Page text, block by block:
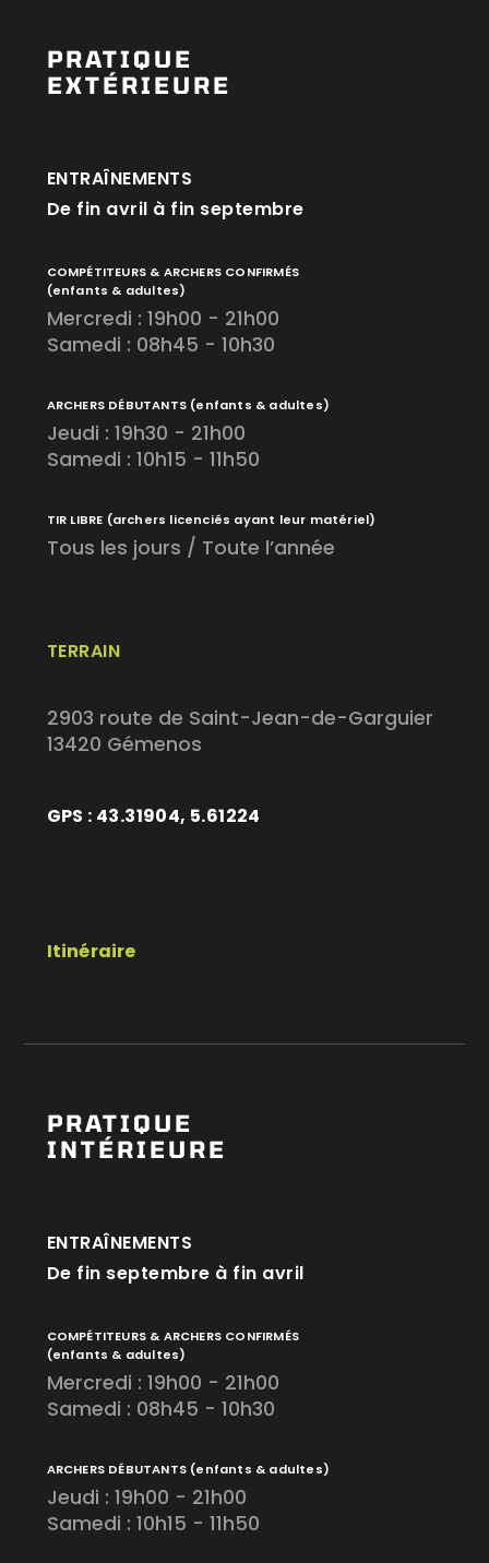
PRATIQUE
EXTÉRIEURE
TERRAIN
2903 route de Saint-Jean-de-Garguier
13420 Gémenos
GPS : 43.31904, 5.61224
Itinéraire
ENTRAÎNEMENTS
De fin avril à fin septembre
COMPÉTITEURS & ARCHERS CONFIRMÉS
(enfants & adultes)
Mercredi : 19h00 - 21h00
Samedi : 08h45 - 10h30
ARCHERS DÉBUTANTS (enfants & adultes)
Jeudi : 19h30 - 21h00
Samedi : 10h15 - 11h50
TIR LIBRE (archers licenciés ayant leur matériel)
Tous les jours / Toute l’année
PRATIQUE
INTÉRIEURE
ENTRAÎNEMENTS
De fin septembre à fin avril
COMPÉTITEURS & ARCHERS CONFIRMÉS
(enfants & adultes)
Mercredi : 19h00 - 21h00
Samedi : 08h45 - 10h30
ARCHERS DÉBUTANTS (enfants & adultes)
Jeudi : 19h00 - 21h00
Samedi : 10h15 - 11h50